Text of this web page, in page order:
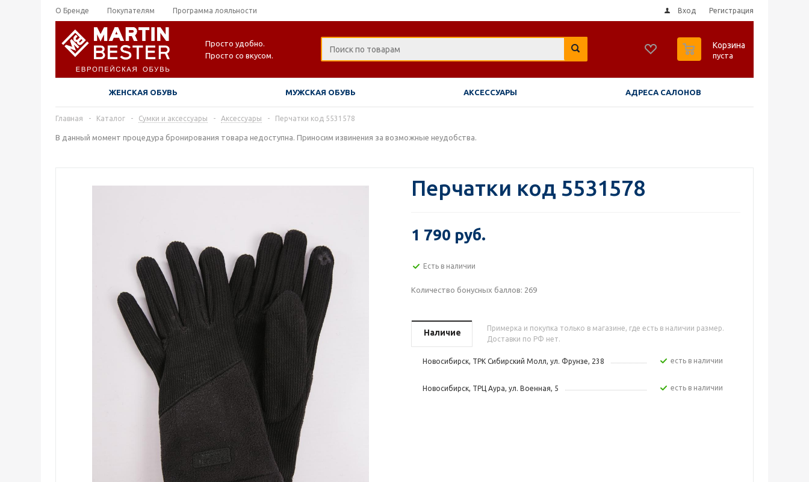
О Бренде Покупателям Программа лояльности Вход Регистрация
Просто удобно.
Просто со вкусом.
Корзина
пуста
ЖЕНСКАЯ ОБУВЬ МУЖСКАЯ ОБУВЬ АКСЕССУАРЫ АДРЕСА САЛОНОВ
Главная - Каталог - Сумки и аксессуары - Аксессуары - Перчатки код 5531578
В данный момент процедура бронирования товара недоступна. Приносим извинения за возможные неудобства.
Перчатки код 5531578
1 790 руб.
Есть в наличии
Количество бонусных баллов: 269
Наличие
Примерка и покупка только в магазине, где есть в наличии размер.
Доставки по РФ нет.
Новосибирск, ТРК Сибирский Молл, ул. Фрунзе, 238 Есть в наличии
Новосибирск, ТРЦ Аура, ул. Военная, 5 Есть в наличии